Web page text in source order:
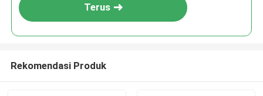
Terus
Rekomendasi Produk